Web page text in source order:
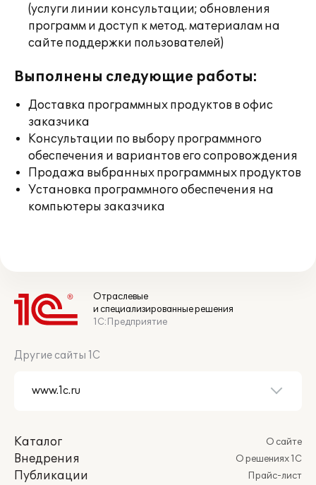
(услуги линии консультации; обновления
программ и доступ к метод. материалам на
сайте поддержки пользователей)
Выполнены следующие работы:
Доставка программных продуктов в офис
заказчика
Консультации по выбору программного
обеспечения и вариантов его сопровождения
Продажа выбранных программных продуктов
Установка программного обеспечения на
компьютеры заказчика
Отраслевые
и специализированные решения
1С:Предприятие
Другие сайты 1С
Каталог
Внедрения
Публикации
О сайте
О решениях 1С
Прайс-лист